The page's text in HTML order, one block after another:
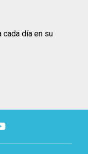
cada día en su